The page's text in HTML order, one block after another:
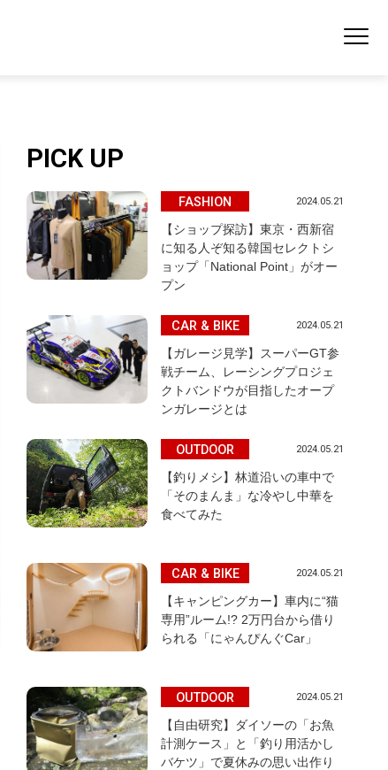
PICK UP
FASHION 2024.05.21
【ショップ探訪】東京・西新宿
に知る人ぞ知る韓国セレクトシ
ョップ「National Point」がオー
プン
CAR & BIKE 2024.05.21
【ガレージ見学】スーパーGT参
戦チーム、レーシングプロジェ
クトバンドウが目指したオープ
ンガレージとは
OUTDOOR 2024.05.21
【釣りメシ】林道沿いの車中で
「そのまんま」な冷やし中華を
食べてみた
CAR & BIKE 2024.05.21
【キャンピングカー】車内に“猫
専用”ルーム!? 2万円台から借り
られる「にゃんぴんぐCar」
OUTDOOR 2024.05.21
【自由研究】ダイソーの「お魚
計測ケース」と「釣り用活かし
バケツ」で夏休みの思い出作り